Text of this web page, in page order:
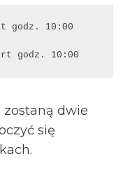
godz. 10:00
godz. 10:00
dwie
się